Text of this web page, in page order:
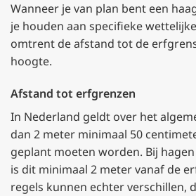
Wanneer je van plan bent een
je houden aan specifieke
omtrent de afstand tot de
hoogte.
Afstand tot erfgrenzen
In Nederland geldt over het
dan 2 meter minimaal 50
geplant moeten worden. Bij
is dit minimaal 2 meter vanaf de
regels kunnen echter verschillen,